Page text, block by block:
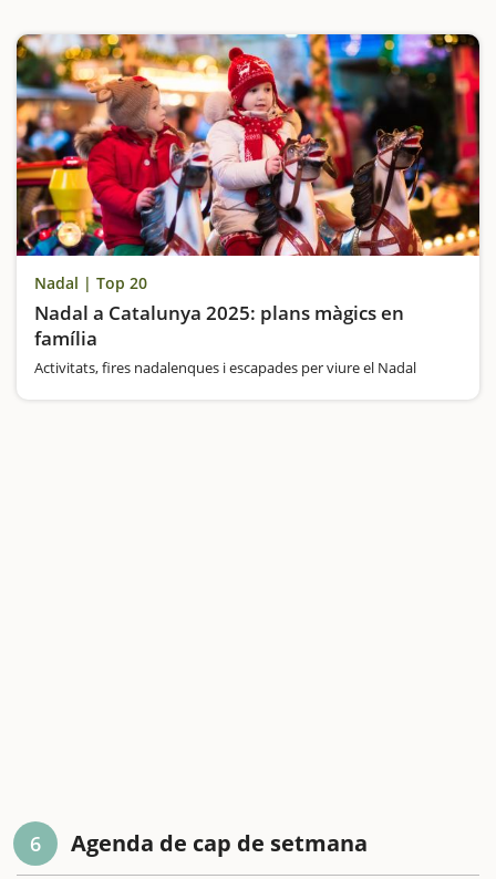
Nadal | Top 20
Nadal a Catalunya 2025: plans màgics en
família
Activitats, fires nadalenques i escapades per viure el Nadal
6 Agenda de cap de setmana